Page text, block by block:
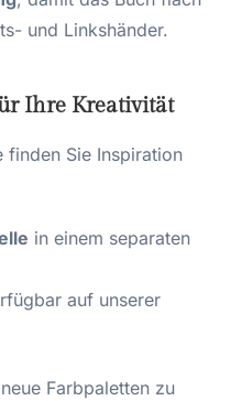
und Linkshänder.
Ihre Kreativität
finden Sie Inspiration
in einem separaten
auf unserer
Farbpaletten zu